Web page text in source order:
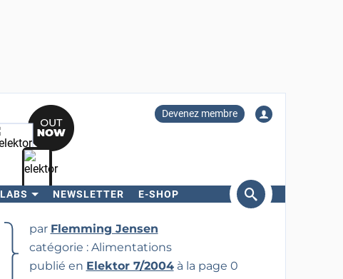
Devenez membre
LABS NEWSLETTER E-SHOP
Rechercher
par Flemming Jensen
catégorie : Alimentations
publié en Elektor 7/2004à la page 0